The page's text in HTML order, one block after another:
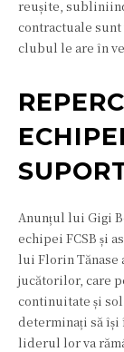
reușite,
contractuale
clubul le are în
Anunțul lui Gigi
echipei FCSB și
lui Florin Tănase
jucătorilor, care
continuitate și
determinați să își
liderul lor va